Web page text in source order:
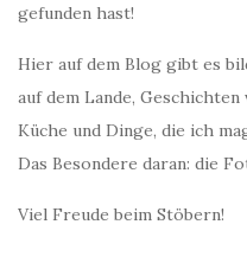
gefunden hast!
Hier auf dem Blog gibt es
auf dem Lande,
Küche und Dinge, die ich
Das Besondere daran: die
Viel Freude beim Stöbern!